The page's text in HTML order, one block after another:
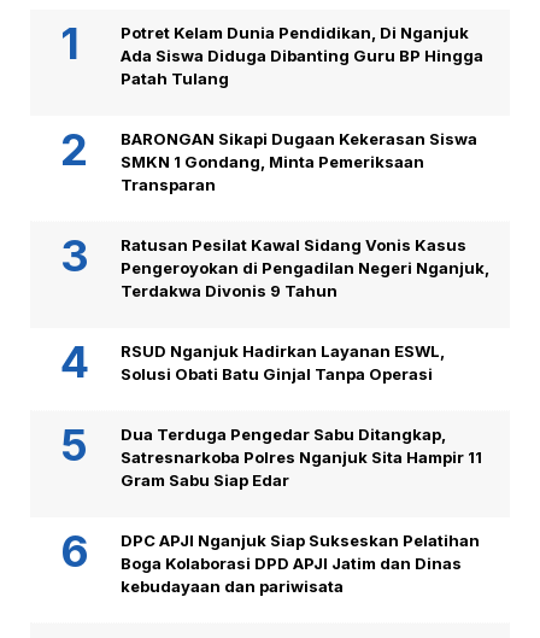
Potret Kelam Dunia Pendidikan, Di Nganjuk
Ada Siswa Diduga Dibanting Guru BP Hingga
Patah Tulang
BARONGAN Sikapi Dugaan Kekerasan Siswa
SMKN 1 Gondang, Minta Pemeriksaan
Transparan
Ratusan Pesilat Kawal Sidang Vonis Kasus
Pengeroyokan di Pengadilan Negeri Nganjuk,
Terdakwa Divonis 9 Tahun
RSUD Nganjuk Hadirkan Layanan ESWL,
Solusi Obati Batu Ginjal Tanpa Operasi
Dua Terduga Pengedar Sabu Ditangkap,
Satresnarkoba Polres Nganjuk Sita Hampir 11
Gram Sabu Siap Edar
DPC APJI Nganjuk Siap Sukseskan Pelatihan
Boga Kolaborasi DPD APJI Jatim dan Dinas
kebudayaan dan pariwisata